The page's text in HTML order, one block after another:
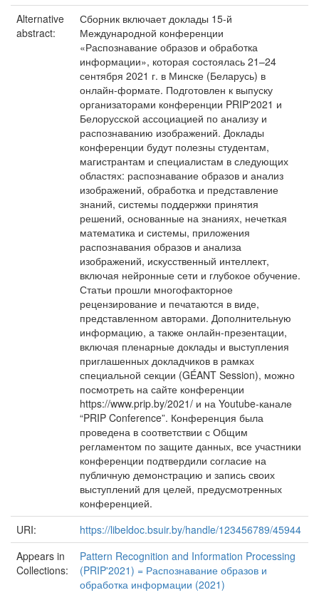
Alternative
abstract:
Сборник включает доклады 15-й
Международной конференции
«Распознавание образов и обработка
информации», которая состоялась 21–24
сентября 2021 г. в Минске (Беларусь) в
онлайн-формате. Подготовлен к выпуску
организаторами конференции PRIP'2021 и
Белорусской ассоциацией по анализу и
распознаванию изображений. Доклады
конференции будут полезны студентам,
магистрантам и специалистам в следующих
областях: распознавание образов и анализ
изображений, обработка и представление
знаний, системы поддержки принятия
решений, основанные на знаниях, нечеткая
математика и системы, приложения
распознавания образов и анализа
изображений, искусственный интеллект,
включая нейронные сети и глубокое обучение.
Статьи прошли многофакторное
рецензирование и печатаются в виде,
представленном авторами. Дополнительную
информацию, а также онлайн-презентации,
включая пленарные доклады и выступления
приглашенных докладчиков в рамках
специальной секции (GÉANT Session), можно
посмотреть на сайте конференции
https://www.prip.by/2021/ и на Youtube-канале
“PRIP Conference”. Конференция была
проведена в соответствии с Общим
регламентом по защите данных, все участники
конференции подтвердили согласие на
публичную демонстрацию и запись своих
выступлений для целей, предусмотренных
конференцией.
URI:
https://libeldoc.bsuir.by/handle/123456789/45944
Appears in
Collections:
Pattern Recognition and Information Processing
(PRIP'2021) = Распознавание образов и
обработка информации (2021)